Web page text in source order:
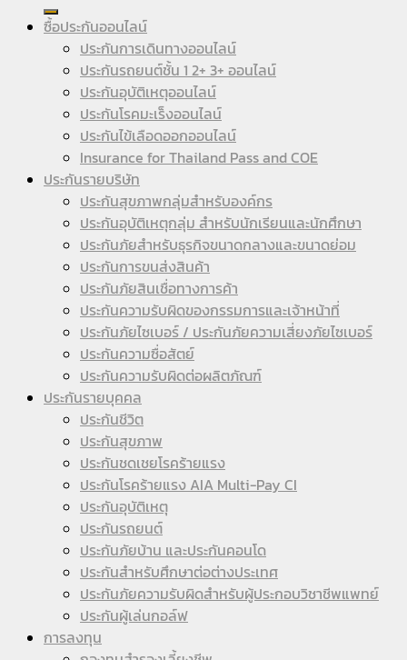
ซื้อประกันออนไลน์
ประกันการเดินทางออนไลน์
ประกันรถยนต์ชั้น 1 2+ 3+ ออนไลน์
ประกันอุบัติเหตุออนไลน์
ประกันโรคมะเร็งออนไลน์
ประกันไข้เลือดออกออนไลน์
Insurance for Thailand Pass and COE
ประกันรายบริษัท
ประกันสุขภาพกลุ่มสำหรับองค์กร
ประกันอุบัติเหตุกลุ่ม สำหรับนักเรียนและนักศึกษา
ประกันภัยสำหรับธุรกิจขนาดกลางและขนาดย่อม
ประกันการขนส่งสินค้า
ประกันภัยสินเชื่อทางการค้า
ประกันความรับผิดของกรรมการและเจ้าหน้าที่
ประกันภัยไซเบอร์ / ประกันภัยความเสี่ยงภัยไซเบอร์
ประกันความซื่อสัตย์
ประกันความรับผิดต่อผลิตภัณฑ์
ประกันรายบุคคล
ประกันชีวิต
ประกันสุขภาพ
ประกันชดเชยโรคร้ายแรง
ประกันโรคร้ายแรง AIA Multi-Pay CI
ประกันอุบัติเหตุ
ประกันรถยนต์
ประกันภัยบ้าน และประกันคอนโด
ประกันสำหรับศึกษาต่อต่างประเทศ
ประกันภัยความรับผิดสำหรับผู้ประกอบวิชาชีพแพทย์
ประกันผู้เล่นกอล์ฟ
การลงทุน